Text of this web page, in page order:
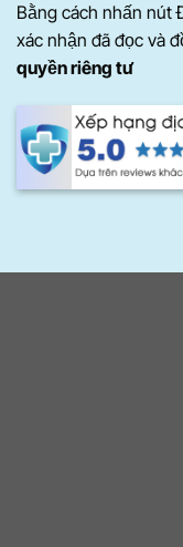
Bằng cách nhấn nút
xác nhận đã đọc và
quyền riêng tư